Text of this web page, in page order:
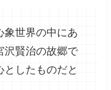
象世界の中にあ
沢賢治の故郷で
したものだと